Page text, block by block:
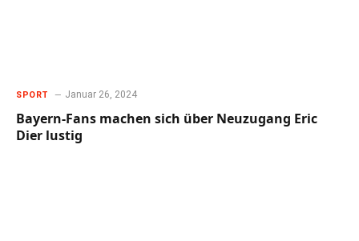
SPORT Januar 26, 2024
Bayern-Fans machen sich über Neuzugang Eric
Dier lustig